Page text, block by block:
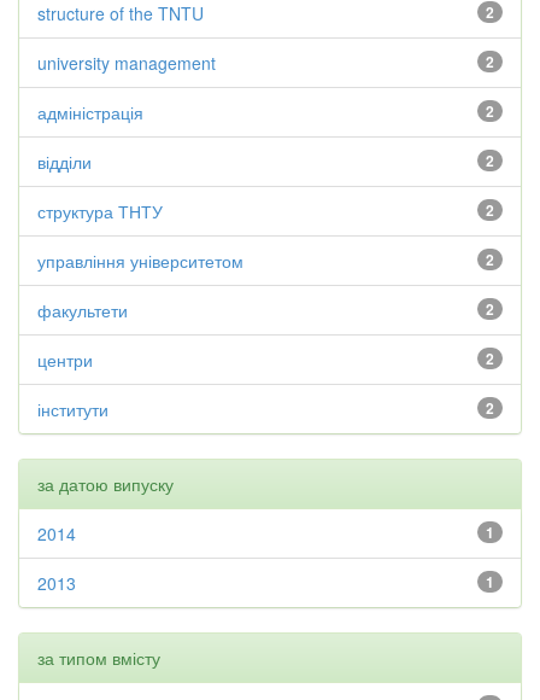
2
structure of the TNTU
2
university management
2
адміністрація
2
відділи
2
структура ТНТУ
2
управління університетом
2
факультети
2
центри
2
інститути
за датою випуску
1
2014
1
2013
за типом вмісту